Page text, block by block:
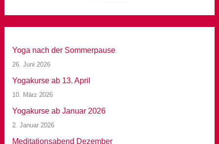
Yoga nach der Sommerpause
26. Juni 2026
Yogakurse ab 13. April
10. März 2026
Yogakurse ab Januar 2026
2. Januar 2026
Meditationsabend Dezember